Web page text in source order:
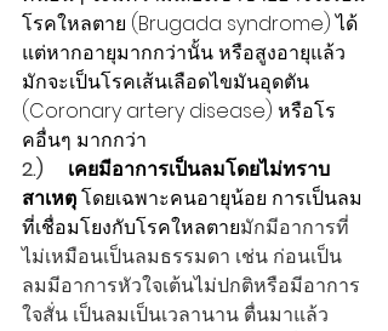
โรคใหลตาย (Brugada syndrome) ได้
แต่หากอายุมากกว่านั้น หรือสูงอายุแล้ว
มักจะเป็นโรคเส้นเลือดไขมันอุดตัน
(Coronary artery disease) หรือโร
คอื่นๆ มากกว่า
2.) เคยมีอาการเป็นลมโดยไม่ทราบ
สาเหตุ โดยเฉพาะคนอายุน้อย การเป็นลม
ที่เชื่อมโยงกับโรคใหลตายมักมีอาการที่
ไม่เหมือนเป็นลมธรรมดา เช่น ก่อนเป็น
ลมมีอาการหัวใจเต้นไม่ปกติหรือมีอาการ
ใจสั่น เป็นลมเป็นเวลานาน ตื่นมาแล้ว